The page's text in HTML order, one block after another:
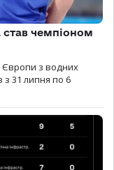
чемпіоном
Європи з водних
з 31 липня по 6